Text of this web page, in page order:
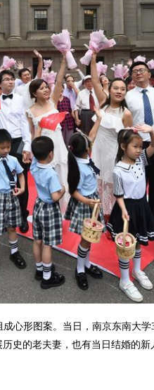
形图案。当日，南京东南大学
史的老夫妻，也有当日结婚的